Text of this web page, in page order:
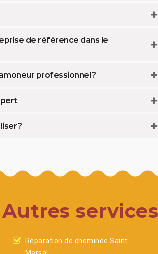
de référence dans le
professionnel ?
?
Autres services
Réparation de cheminée Saint